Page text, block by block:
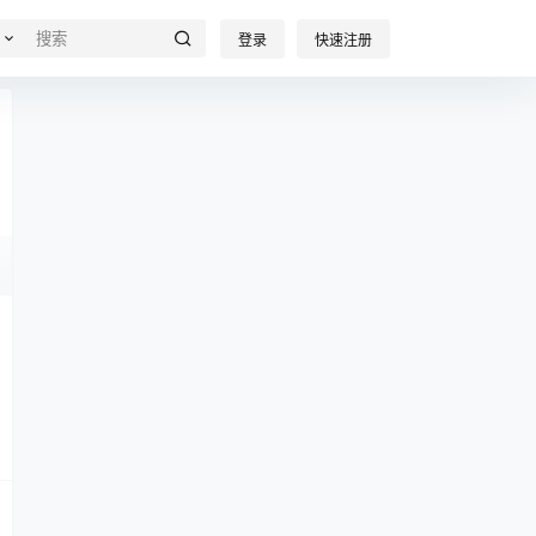
登录 快速注册